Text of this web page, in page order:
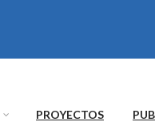
PROYECTOS